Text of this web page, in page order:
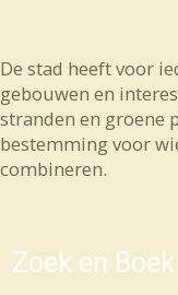
De stad heeft voor
gebouwen en
stranden en groene
bestemming voor
combineren.
Zoek en